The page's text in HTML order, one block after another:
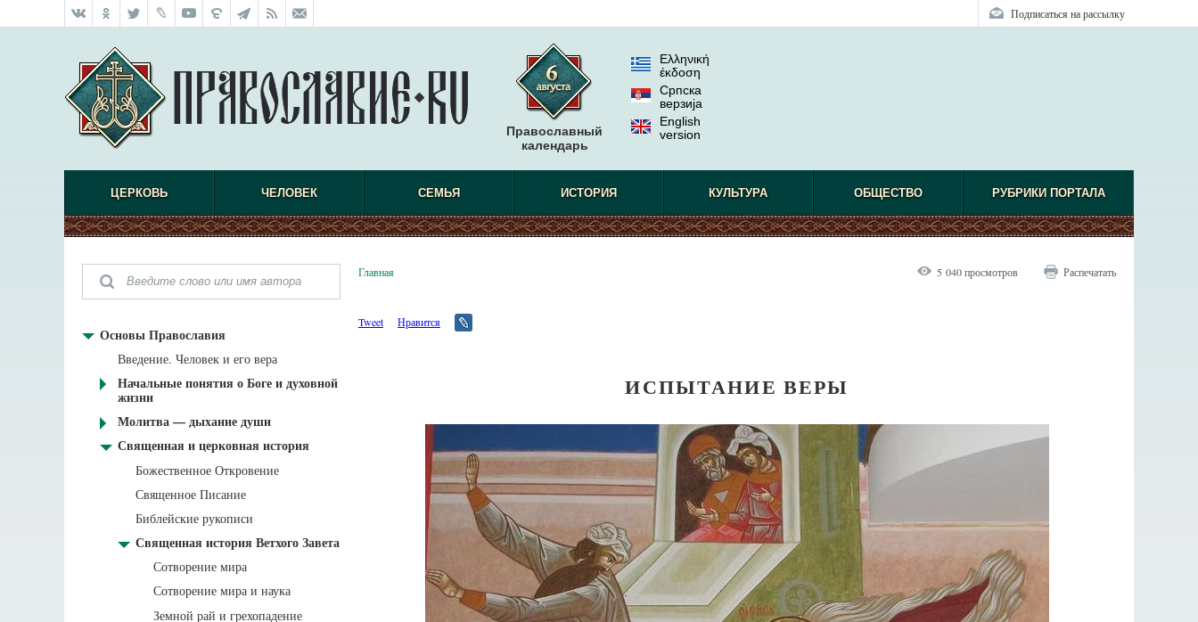
Подписаться на рассылку
Православный
календарь
Ελληνική
έκδοση
Српска
верзиjа
English
version
ЦЕРКОВЬ ЧЕЛОВЕК СЕМЬЯ ИСТОРИЯ КУЛЬТУРА ОБЩЕСТВО РУБРИКИ ПОРТАЛА
Главная 5 040 просмотров Распечатать
Tweet Нравится
ИСПЫТАНИЕ ВЕРЫ
Основы Православия
Введение. Человек и его вера
Начальные понятия о Боге и духовной
жизни
Молитва — дыхание души
Священная и церковная история
Божественное Откровение
Священное Писание
Библейские рукописи
Священная история Ветхого Завета
Сотворение мира
Сотворение мира и наука
Земной рай и грехопадение